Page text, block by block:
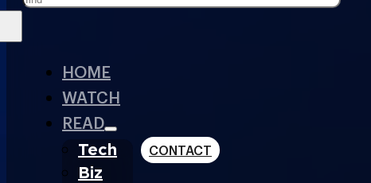
HOME
WATCH
READ
Tech
Biz
CONTACT